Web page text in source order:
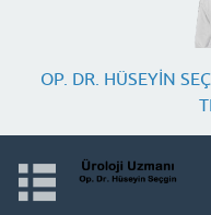
OP. DR. HÜSEYİN